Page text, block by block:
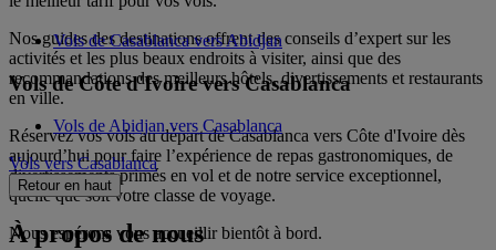
Nos guides des destinations offrent des conseils d’expert sur les
activités et les plus beaux endroits à visiter, ainsi que des
recommandations des meilleurs hôtels, divertissements et restaurants
en ville.
Réservez vos vols au départ de Casablanca vers Côte d'Ivoire dès
aujourd’hui pour faire l’expérience de repas gastronomiques, de
divertissements primés en vol et de notre service exceptionnel,
quelle que soit votre classe de voyage.
Nous espérons vous accueillir bientôt à bord.
Vols de Casablanca vers Abidjan
Vols de Côte d'Ivoire vers Casablanca
Vols de Abidjan vers Casablanca
Vols vers Casablanca
Retour en haut
À propos de nous